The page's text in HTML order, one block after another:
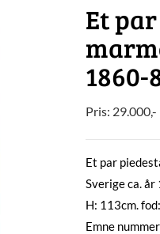
Et
1860-
Pris: 29.000,-
Et par
Sverige ca.
H: 113cm.
Emne